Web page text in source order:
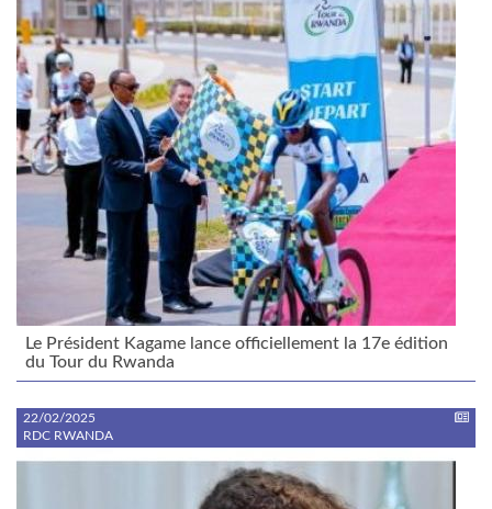
Le Président Kagame lance officiellement la 17e édition
du Tour du Rwanda
22/02/2025
RDC RWANDA